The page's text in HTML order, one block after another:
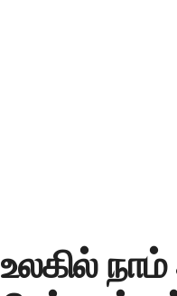
உலகில்